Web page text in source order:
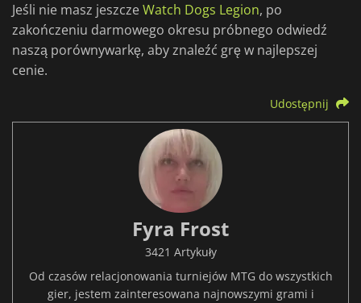
Jeśli nie masz jeszczeWatch Dogs Legion, po
zakończeniu darmowego okresu próbnego odwiedź
naszą porównywarkę, aby znaleźć grę w najlepszej
cenie.
Udostępnij
Fyra Frost
3421 Artykuły
Od czasów relacjonowania turniejów MTG do wszystkich
gier, jestem zainteresowana najnowszymi grami i